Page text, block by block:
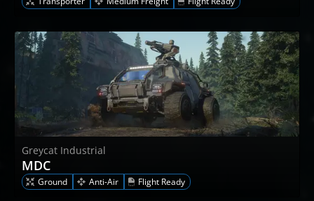
Greycat Industrial
MDC
Ground Anti-Air Flight Ready